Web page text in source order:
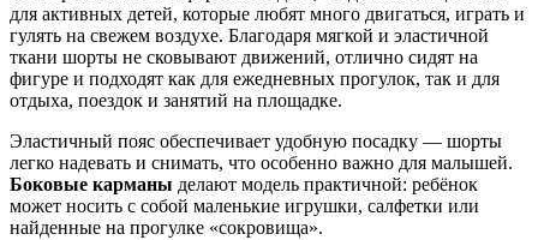
для активных детей, которые любят много двигаться, играть и
гулять на свежем воздухе. Благодаря мягкой и эластичной
ткани шорты не сковывают движений, отлично сидят на
фигуре и подходят как для ежедневных прогулок, так и для
отдыха, поездок и занятий на площадке.
Эластичный пояс обеспечивает удобную посадку — шорты
легко надевать и снимать, что особенно важно для малышей.
Боковые карманы делают модель практичной: ребёнок
может носить с собой маленькие игрушки, салфетки или
найденные на прогулке «сокровища».